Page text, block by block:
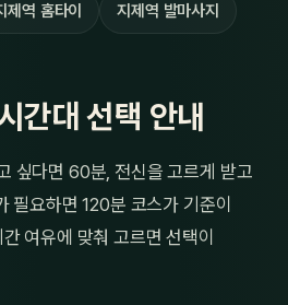
제역 홈타이 지제역 발마사지
간대 선택 안내
싶다면 60분, 전신을 고르게 받고
필요하면 120분 코스가 기준이
여유에 맞춰 고르면 선택이